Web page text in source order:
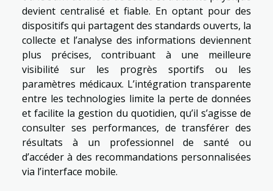
devient centralisé et fiable. En optant pour des
dispositifs qui partagent des standards ouverts, la
collecte et l’analyse des informations deviennent
plus précises, contribuant à une meilleure
visibilité sur les progrès sportifs ou les
paramètres médicaux. L’intégration transparente
entre les technologies limite la perte de données
et facilite la gestion du quotidien, qu’il s’agisse de
consulter ses performances, de transférer des
résultats à un professionnel de santé ou
d’accéder à des recommandations personnalisées
via l’interface mobile.